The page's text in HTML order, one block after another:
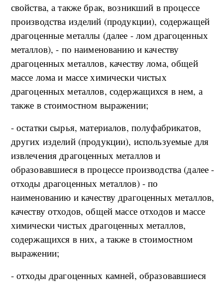
свойства, а также брак, возникший в процессе
производства изделий (продукции), содержащей
драгоценные металлы (далее - лом драгоценных
металлов), - по наименованию и качеству
драгоценных металлов, качеству лома, общей
массе лома и массе химически чистых
драгоценных металлов, содержащихся в нем, а
также в стоимостном выражении;
- остатки сырья, материалов, полуфабрикатов,
других изделий (продукции), используемые для
извлечения драгоценных металлов и
образовавшиеся в процессе производства (далее -
отходы драгоценных металлов) - по
наименованию и качеству драгоценных металлов,
качеству отходов, общей массе отходов и массе
химически чистых драгоценных металлов,
содержащихся в них, а также в стоимостном
выражении;
- отходы драгоценных камней, образовавшиеся